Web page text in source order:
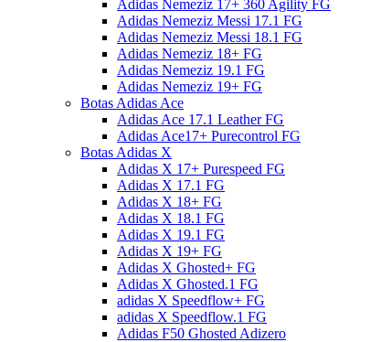
Adidas Nemeziz 17+ 360 Agility FG
Adidas Nemeziz Messi 17.1 FG
Adidas Nemeziz Messi 18.1 FG
Adidas Nemeziz 18+ FG
Adidas Nemeziz 19.1 FG
Adidas Nemeziz 19+ FG
Botas Adidas Ace
Adidas Ace 17.1 Leather FG
Adidas Ace17+ Purecontrol FG
Botas Adidas X
Adidas X 17+ Purespeed FG
Adidas X 17.1 FG
Adidas X 18+ FG
Adidas X 18.1 FG
Adidas X 19.1 FG
Adidas X 19+ FG
Adidas X Ghosted+ FG
Adidas X Ghosted.1 FG
adidas X Speedflow+ FG
adidas X Speedflow.1 FG
Adidas F50 Ghosted Adizero